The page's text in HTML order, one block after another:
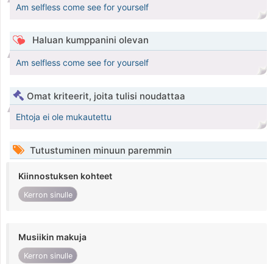
Am selfless come see for yourself
Haluan kumppanini olevan
Am selfless come see for yourself
Omat kriteerit, joita tulisi noudattaa
Ehtoja ei ole mukautettu
Tutustuminen minuun paremmin
Kiinnostuksen kohteet
Kerron sinulle
Musiikin makuja
Kerron sinulle